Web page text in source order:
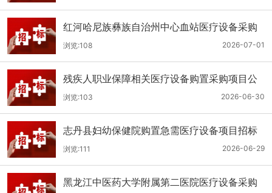
目的公开招标公告
红河哈尼族彝族自治州中心血站医疗设备采购
（二次）公开招标公告
2026-07-01
浏览:108
残疾人职业保障相关医疗设备购置采购项目公
开招标招标公告
2026-06-30
浏览:103
志丹县妇幼保健院购置急需医疗设备项目招标
公告
2026-06-29
浏览:111
黑龙江中医药大学附属第二医院医疗设备采购